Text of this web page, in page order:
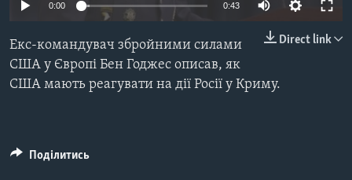
ІСТОРІЇ УСПІХУ УКРАЇНЦІВ
ЧАС-TIME
БРИФІНГ ГОЛОСУ АМЕРИКИ
СТУДІЯ ВАШИНГТОН
ВІКНО В АМЕРИКУ
ПОГЛЯД З ВАШИНГТОНА
ENGLISH
Learning English
МИ В СОЦМЕРЕЖАХ
0:00 0:43
Direct link
Екс-командувач збройними силами
США у Європі Бен Годжес описав, як
США мають реагувати на дії Росії у Криму.
Поділитись